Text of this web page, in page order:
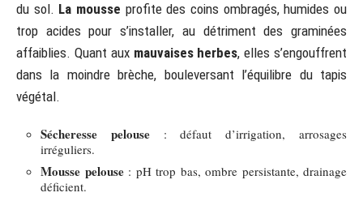
du sol. La mousse profite des coins ombragés, humides ou
trop acides pour s’installer, au détriment des graminées
affaiblies. Quant aux mauvaises herbes, elles s’engouffrent
dans la moindre brèche, bouleversant l’équilibre du tapis
végétal.
Sécheresse pelouse: défaut d’irrigation, arrosages
irréguliers.
Mousse pelouse: pH trop bas, ombre persistante, drainage
déficient.